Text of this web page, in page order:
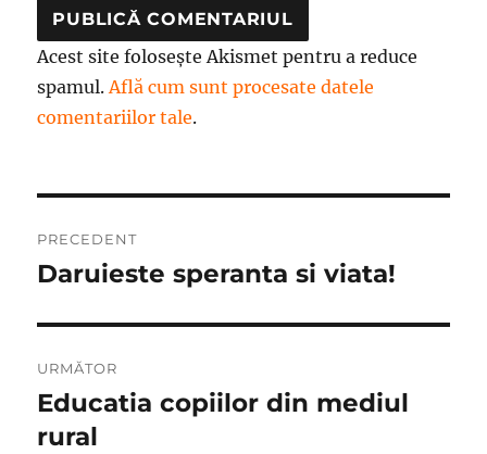
Acest site folosește Akismet pentru a reduce
spamul.Află cum sunt procesate datele
comentariilor tale.
în
PRECEDENT
Articolul
Daruieste speranta si viata!
URMĂTOR
Articolul
următor:
Educatia copiilor din mediul
rural